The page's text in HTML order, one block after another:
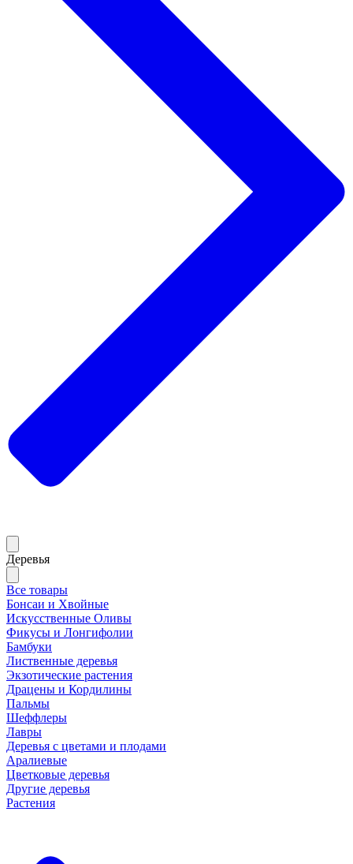
Деревья
Все товары
Бонсаи и Хвойные
Искусственные Оливы
Фикусы и Лонгифолии
Бамбуки
Лиственные деревья
Экзотические растения
Драцены и Кордилины
Пальмы
Шеффлеры
Лавры
Деревья с цветами и плодами
Аралиевые
Цветковые деревья
Другие деревья
Растения